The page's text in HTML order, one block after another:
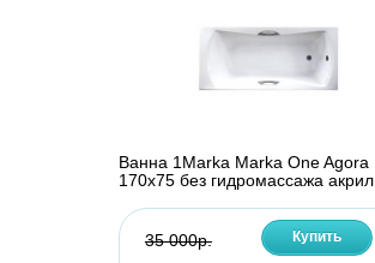
Ванна 1Marka Marka One Agora
170х75 без гидромассажа акрил
35 000р. Купить